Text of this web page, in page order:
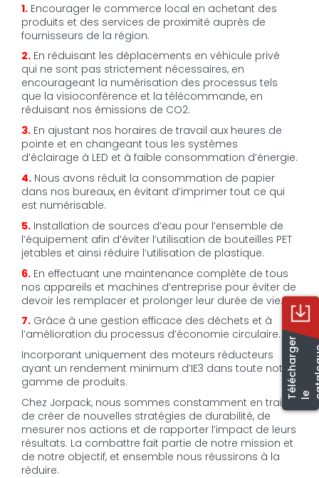
1. Encourager le commerce local en achetant des
produits et des services de proximité auprès de
fournisseurs de la région.
2. En réduisant les déplacements en véhicule privé
qui ne sont pas strictement nécessaires, en
encourageant la numérisation des processus tels
que la visioconférence et la télécommande, en
réduisant nos émissions de CO2.
3. En ajustant nos horaires de travail aux heures de
pointe et en changeant tous les systèmes
d’éclairage à LED et à faible consommation d’énergie.
4. Nous avons réduit la consommation de papier
dans nos bureaux, en évitant d’imprimer tout ce qui
est numérisable.
5. Installation de sources d’eau pour l’ensemble de
l’équipement afin d’éviter l’utilisation de bouteilles PET
jetables et ainsi réduire l’utilisation de plastique.
6. En effectuant une maintenance complète de tous
nos appareils et machines d’entreprise pour éviter de
devoir les remplacer et prolonger leur durée de vie.
7. Grâce à une gestion efficace des déchets et à
l’amélioration du processus d’économie circulaire.
Incorporant uniquement des moteurs réducteurs
ayant un rendement minimum d’IE3 dans toute notre
gamme de produits.
Chez Jorpack, nous sommes constamment en train
de créer de nouvelles stratégies de durabilité, de
mesurer nos actions et de rapporter l’impact de leurs
résultats. La combattre fait partie de notre mission et
de notre objectif, et ensemble nous réussirons à la
réduire.
T
é
l
é
c
h
a
r
e
r
l e
c
a
t
a
l
o
g
u